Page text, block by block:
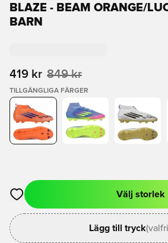
BLAZE - BEAM ORANGE/
BARN
419 kr 849 kr
TILLGÄNGLIGA FÄRGER
Öppnar en Modal för att logga in
Välj storlek
Lägg till tryck